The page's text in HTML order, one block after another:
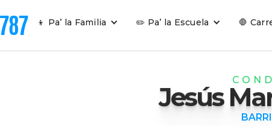
👦 Pa’ la Familia ✏️ Pa’ la Escuela 🛑
Jesús